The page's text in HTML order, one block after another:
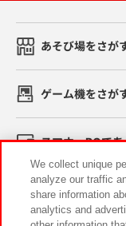
あそび場をさが
ゲーム機をさが
スマホ・PCであ
イベント・キャ
We collect unique
analyze our traffic
share information
analytics and